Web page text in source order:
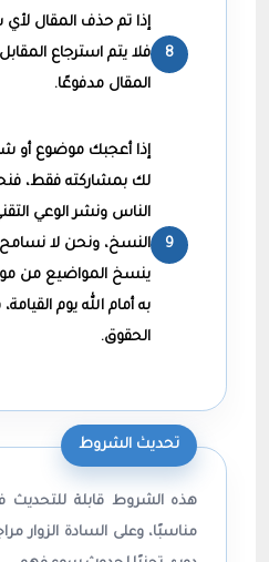
إذا تم حذف المقال
فلا يتم استرجاع
المقال مدفوعًا.
إذا أعجبك موضوع أو
لك بمشاركته فقط،
الناس ونشر الوعي
النسخ، ونحن لا نسامح
ينسخ المواضيع من
به أمام الله يوم
الحقوق.
تحديث الشروط
هذه الشروط قابلة للتحديث
مناسبًا، وعلى السادة الزوار